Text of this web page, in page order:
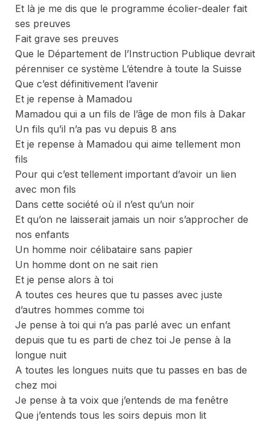
Et là je me dis que le programme écolier-dealer fait
ses preuves
Fait grave ses preuves
Que le Département de l’Instruction Publique devrait
pérenniser ce système L’étendre à toute la Suisse
Que c’est définitivement l’avenir
Et je repense à Mamadou
Mamadou qui a un fils de l’âge de mon fils à Dakar
Un fils qu’il n’a pas vu depuis 8 ans
Et je repense à Mamadou qui aime tellement mon
fils
Pour qui c’est tellement important d’avoir un lien
avec mon fils
Dans cette société où il n’est qu’un noir
Et qu’on ne laisserait jamais un noir s’approcher de
nos enfants
Un homme noir célibataire sans papier
Un homme dont on ne sait rien
Et je pense alors à toi
A toutes ces heures que tu passes avec juste
d’autres hommes comme toi
Je pense à toi qui n’a pas parlé avec un enfant
depuis que tu es parti de chez toi Je pense à la
longue nuit
A toutes les longues nuits que tu passes en bas de
chez moi
Je pense à ta voix que j’entends de ma fenêtre
Que j’entends tous les soirs depuis mon lit